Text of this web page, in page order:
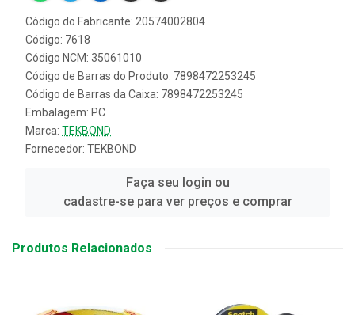
Código do Fabricante: 20574002804
Código: 7618
Código NCM: 35061010
Código de Barras do Produto: 7898472253245
Código de Barras da Caixa: 7898472253245
Embalagem: PC
Marca: TEKBOND
Fornecedor: TEKBOND
Faça seu login ou
cadastre-se para ver preços e comprar
Produtos Relacionados